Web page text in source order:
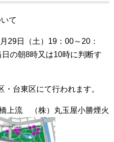
て
29日（土）19：00～20：
の朝8時又は10時に判断す
台東区にて行われます。
上流 （株）丸玉屋小勝煙火